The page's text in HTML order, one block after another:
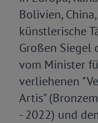
Bolivien,
künstlerische
Großen Siegel
vom Minister
verliehenen
Artis"
- 2022) und